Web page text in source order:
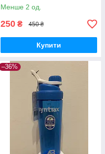
Менше 2 од.
250 ₴ 450 ₴
Купити
–36%